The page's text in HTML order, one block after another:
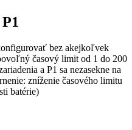
bez akejkoľvek
časový limit od 1 do 200
a P1 sa nezasekne na
zníženie časového limitu
batérie)